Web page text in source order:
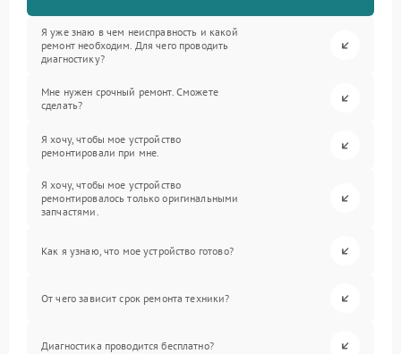
Я уже знаю в чем неисправность и какой
ремонт необходим. Для чего проводить
диагностику?
Мне нужен срочный ремонт. Сможете
сделать?
Я хочу, чтобы мое устройство
ремонтировали при мне.
Я хочу, чтобы мое устройство
ремонтировалось только оригинальными
запчастями.
Как я узнаю, что мое устройство готово?
От чего зависит срок ремонта техники?
Диагностика проводится бесплатно?